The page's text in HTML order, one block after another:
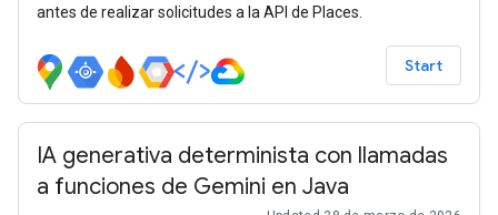
antes de realizar solicitudes a la API de Places.
Start
IA generativa determinista con llamadas
a funciones de Gemini en Java